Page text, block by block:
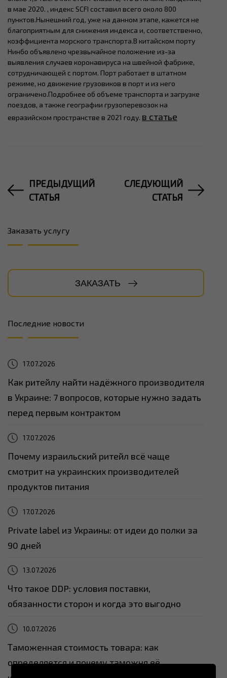
в мае 2020. , индекс SCFI составил всего около 800
пунктов.Нынешний год, уже на данном этапе, кажется не
благоприятным для снижения индекса и, соответственно,
коэффициента морского транспорта.В китайском порту
Нинбо объявлено чрезвычайное положение из-за
выявления случаев коронавируса на швейной фабрике,
сотрудничающей с портом. Порт работает в штатном
режиме, но движение грузовиков в порт и из него
ограничено.Подробнее об объеме транспорта и загрузке
поездов, а также географии грузоперевозок на
евразийском пространстве в 2021 году. в статье
ПРЕДЫДУЩИЙ
СТАТЬЯ
СЛЕДУЮЩИЙ
СТАТЬЯ
Заказать услугу
ЗАКАЗАТЬ
Последние новости
17.07.2026
Как ритейлу найти надёжного производителя
в Украине: 7 вопросов, которые нужно задать
перед первым контрактом
17.07.2026
Почему израильский ритейл всё чаще
смотрит на украинских производителей
продуктов питания
17.07.2026
Private label из Украины: от идеи до полки за
90 дней
13.07.2026
Что такое DDP: условия поставки,
обязанности сторон и когда это выгодно
10.07.2026
Таможенная стоимость товара: как
определяется и почему таможня её